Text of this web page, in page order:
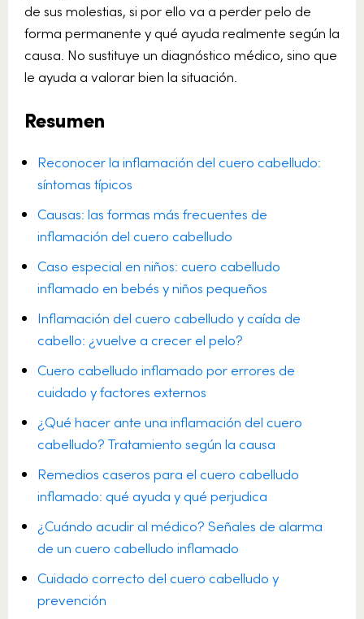
de sus molestias, si por ello va a perder pelo de
forma permanente y qué ayuda realmente según la
causa. No sustituye un diagnóstico médico, sino que
le ayuda a valorar bien la situación.
Resumen
Reconocer la inflamación del cuero cabelludo:
síntomas típicos
Causas: las formas más frecuentes de
inflamación del cuero cabelludo
Caso especial en niños: cuero cabelludo
inflamado en bebés y niños pequeños
Inflamación del cuero cabelludo y caída de
cabello: ¿vuelve a crecer el pelo?
Cuero cabelludo inflamado por errores de
cuidado y factores externos
¿Qué hacer ante una inflamación del cuero
cabelludo? Tratamiento según la causa
Remedios caseros para el cuero cabelludo
inflamado: qué ayuda y qué perjudica
¿Cuándo acudir al médico? Señales de alarma
de un cuero cabelludo inflamado
Cuidado correcto del cuero cabelludo y
prevención